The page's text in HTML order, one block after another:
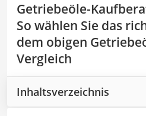
Getriebeöle-
So wählen Sie das
dem obigen
Vergleich
Inhaltsverzeichnis